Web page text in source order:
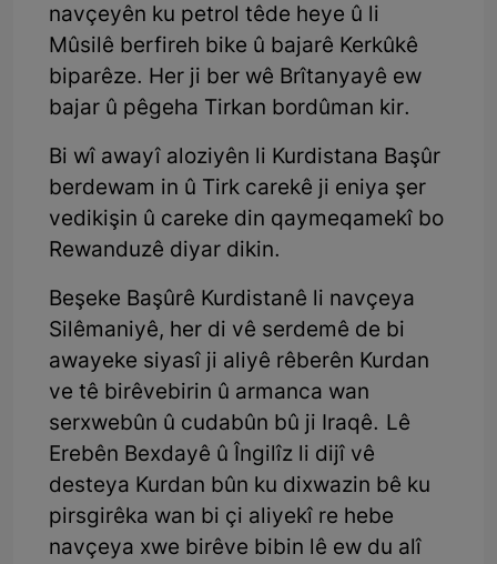
navçeyên ku petrol têde heye û li
Mûsilê berfireh bike û bajarê Kerkûkê
biparêze. Her ji ber wê Brîtanyayê ew
bajar û pêgeha Tirkan bordûman kir.
Bi wî awayî aloziyên li Kurdistana Başûr
berdewam in û Tirk carekê ji eniya şer
vedikişin û careke din qaymeqamekî bo
Rewanduzê diyar dikin.
Beşeke Başûrê Kurdistanê li navçeya
Silêmaniyê, her di vê serdemê de bi
awayeke siyasî ji aliyê rêberên Kurdan
ve tê birêvebirin û armanca wan
serxwebûn û cudabûn bû ji Iraqê. Lê
Erebên Bexdayê û Îngilîz li dijî vê
desteya Kurdan bûn ku dixwazin bê ku
pirsgirêka wan bi çi aliyekî re hebe
navçeya xwe birêve bibin lê ew du alî